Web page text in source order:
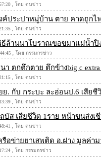
, โดย ตนข่าว
ค์ประปาหมู่บ้าน ตาย คาดถูกไ
, โดย ตนข่าว
ธีล้านนาโบราณขอขมาแม่น้ำปิ
, โดย กรรมกรข่าว
ตกตึกตาย ตึกข้างbig c extra
, โดย ตนข่าว
. กับ กระบะ ละอ่อนป.6 เสียชี
, โดย ตนข่าว
ส เสียชีวิต 1ราย หน้าขนส่งเ
, โดย ตนข่าว
อข่ายยาเสพติด อ.ฝาง มูลค่า
, โดย กรรมกรข่าว